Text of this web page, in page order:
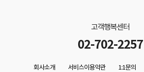
고객행복센터
02-702-2257
회사소개 서비스이용약관 1:1문의